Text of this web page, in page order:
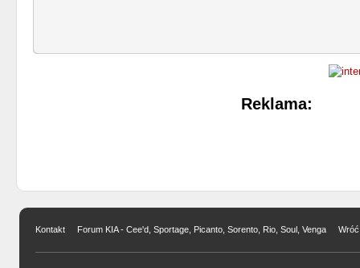
Reklama:
Kontakt Forum KIA - Cee'd, Sportage, Picanto, Sorento, Rio, Soul, Venga